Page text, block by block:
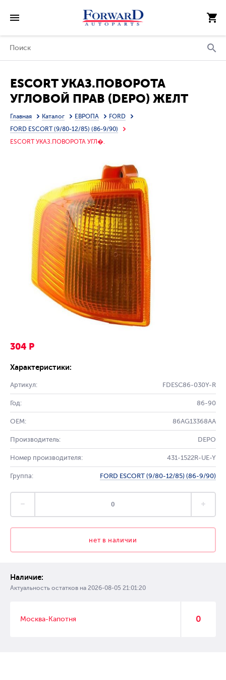
ESCORT УКАЗ.ПОВОРОТА
УГЛОВОЙ ПРАВ (DEPO) ЖЕЛТ
Главная Каталог ЕВРОПА
FORD
FORD ESCORT (9/80-12/85) (86-9/90)
ESCORT УКАЗ.ПОВОРОТА УГЛ�.
304 Р
Характеристики:
Артикул: FDESC86-030Y-R
Год: 86-90
OEM: 86AG13368AA
Производитель: DEPO
Номер производителя: 431-1522R-UE-Y
Группа: FORD ESCORT (9/80-12/85) (86-9/90)
нет в наличии
Наличие:
Актуальность остатков на 2026-08-05 21:01:20
Москва-Капотня 0